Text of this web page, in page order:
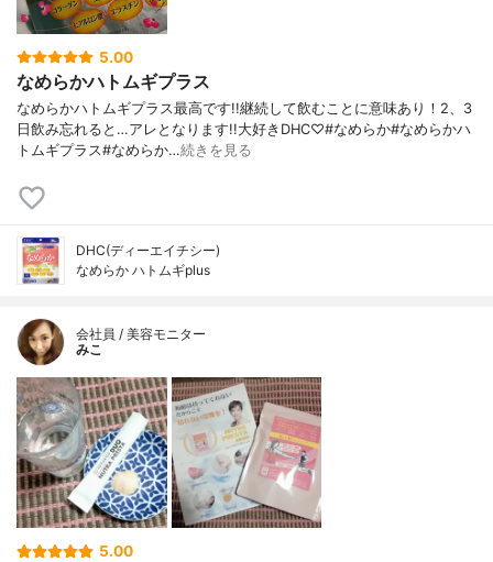
5.00
なめらかハトムギプラス
なめらかハトムギプラス最高です!!継続して飲むことに意味あり！2、3
日飲み忘れると…アレとなります!!大好きDHC♡#なめらか#なめらかハ
トムギプラス#なめらか…続きを見る
DHC(ディーエイチシー)
なめらか ハトムギplus
会社員 / 美容モニター
みこ
5.00